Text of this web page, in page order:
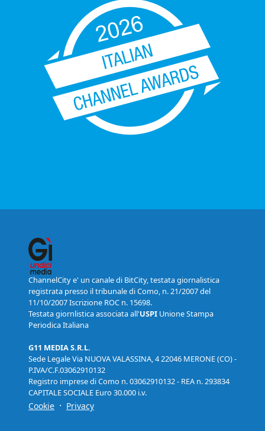
ChannelCity e' un canale di BitCity, testata giornalistica
registrata presso il tribunale di Como, n. 21/2007 del
11/10/2007 Iscrizione ROC n. 15698.
Testata giornlistica associata all'USPI Unione Stampa
Periodica Italiana
G11 MEDIA S.R.L.
Sede Legale Via NUOVA VALASSINA, 4 22046 MERONE (CO) -
P.IVA/C.F.03062910132
Registro imprese di Como n. 03062910132 - REA n. 293834
CAPITALE SOCIALE Euro 30.000 i.v.
Cookie · Privacy